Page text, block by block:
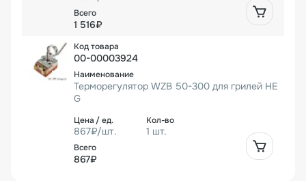
каких-либо затрат на его обслуживание.
1 516₽
00-00003924
Терморегулятор WZB 50-300 для грилей HE
G
867₽/шт. 1 шт.
867₽